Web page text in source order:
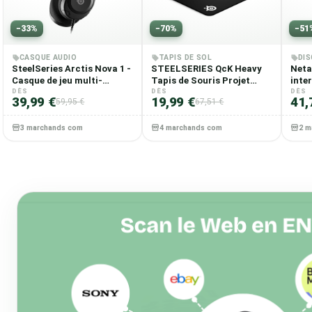
−33%
CASQUE AUDIO
SteelSeries Arctis Nova 1 -
Casque de jeu multi-
système — Hi-Fi avec
pilotes — Son Spatial à
360° — Coussinets d’Oreille
à Mousse à Mémoire —
DÈS
39,99 €59,95 €
3 marchands comparés
−70%
TAPIS DE SOL
STEELSERIES QcK Heavy
Tapis de Souris Projet
Retail (P)
DÈS
19,99 €67,51 €
4 marchands comparés
−51
de
250
SSD
DÈS
2